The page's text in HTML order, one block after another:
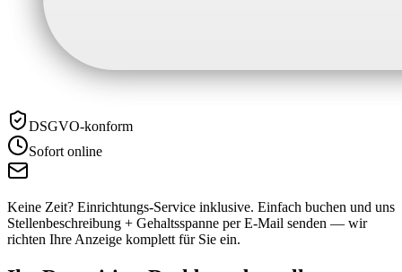
DSGVO-konform
Sofort online
Keine Zeit? Einrichtungs-Service inklusive. Einfach buchen und uns
Stellenbeschreibung + Gehaltsspanne per E-Mail senden — wir
richten Ihre Anzeige komplett für Sie ein.